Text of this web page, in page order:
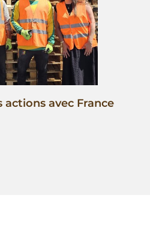
actions avec France